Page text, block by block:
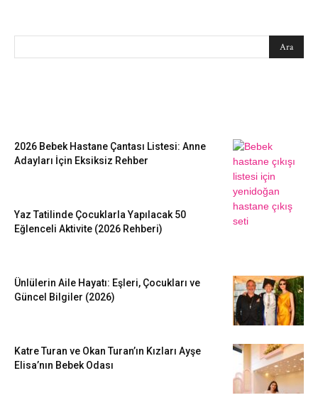
2026 Bebek Hastane Çantası Listesi: Anne
Adayları İçin Eksiksiz Rehber
Yaz Tatilinde Çocuklarla Yapılacak 50
Eğlenceli Aktivite (2026 Rehberi)
Ünlülerin Aile Hayatı: Eşleri, Çocukları ve
Güncel Bilgiler (2026)
Katre Turan ve Okan Turan’ın Kızları Ayşe
Elisa’nın Bebek Odası